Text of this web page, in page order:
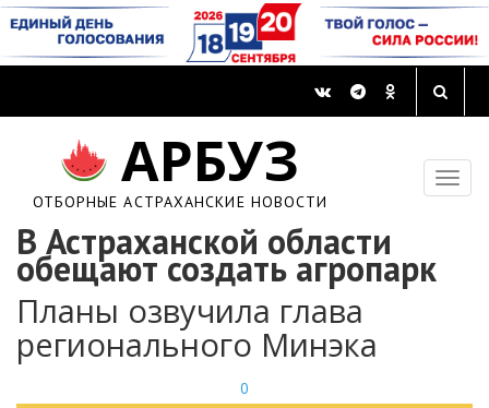
АРБУЗ
ОТБОРНЫЕ АСТРАХАНСКИЕ НОВОСТИ
В Астраханской области
обещают создать агропарк
Планы озвучила глава
регионального Минэка
0